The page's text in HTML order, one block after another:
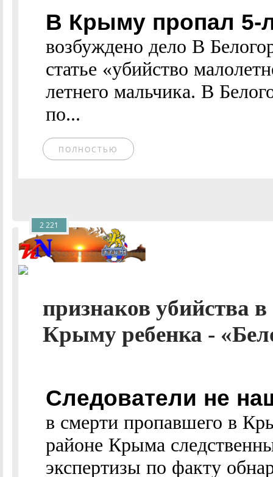
В Крыму пропал 5-
возбуждено дело В
статье «убийство
летнего мальчика. В
по...
ПОЛНОСТЬЮ
признаков убийства
Крыму ребенка -
Следователи не
в смерти пропавшего в
районе Крыма
экспертизы по факту
2 221